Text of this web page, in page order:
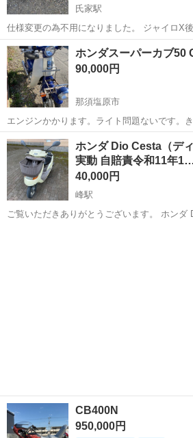
氏家駅
仕様変更の為不用になりました。 ジャイロX後期に使用していたタイ
ヤ＋ホイールです。 リムに傷あり、タイヤにヒビありです。 タイヤヒ
ビありますが、数ヶ月に一回エアーを入れな
ア漏れはします。(エアー圧2...
栃木 さくら市 氏家駅 ホンダ
ホンダスーパーカブ50
90,000円
那須塩原市
エンジンかかります。ライト問題ないです。
ますはい お値段相談できます
栃木 那須塩原市 ホンダ エンジン
ホンダ Dio Cesta（デ
実動 自賠責令和11年
40,000円
峰駅
ご覧いただきありがとうございます。 ホンダ Dio Cesta（ディオチェ
CB400N
950,000円